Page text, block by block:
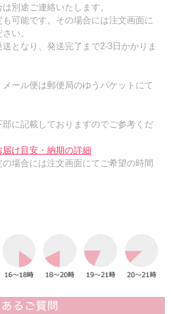
別途ご連絡いたします。
可能です。その場合には注文画面に
い。
となり、発送完了まで2-3日かかりま
ール便は郵便局のゆうパケットにて
に記載しておりますのでご参考くだ
け目安・納期の詳細
場合には注文画面にてご希望の時間